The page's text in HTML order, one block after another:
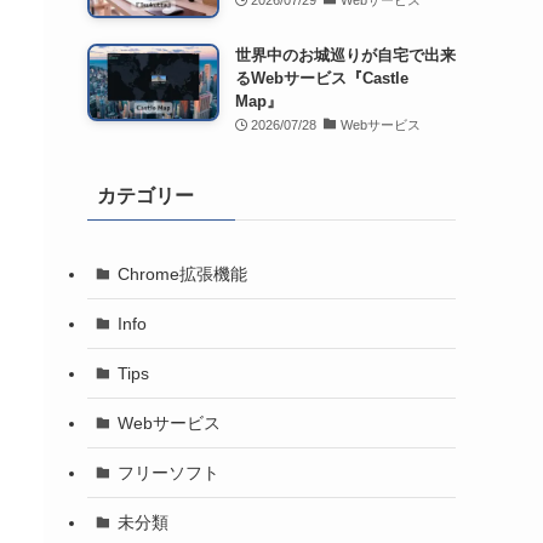
世界中のお城巡りが自宅で出来
るWebサービス『Castle
Map』
2026/07/28 Webサービス
カテゴリー
Chrome拡張機能
Info
Tips
Webサービス
フリーソフト
未分類